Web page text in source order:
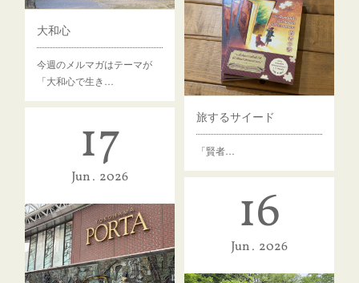
大和心
今週のメルマガはテーマが
「大和心で生き…
旅するサイード
「賢者…
17
Jun 2026
16
Jun 2026